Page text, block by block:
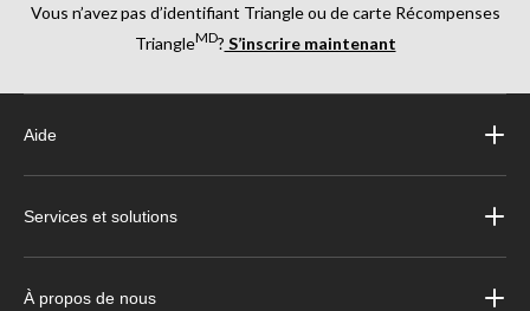
Vous n’avez pas d’identifiant Triangle ou de carte Récompenses
TriangleMD? S’inscrire maintenant
Aide
Services et solutions
À propos de nous